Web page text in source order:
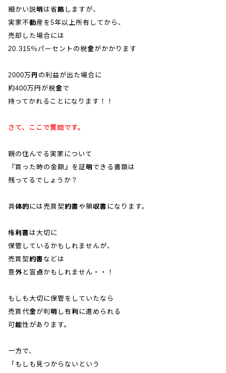
細かい説明は省略しますが、
実家不動産を5年以上所有してから、
売却した場合には
20.315％パーセントの税金がかかります
2000万円の利益が出た場合に
約400万円が税金で
持ってかれることになります！！
さて、ここで質問です。
親の住んでる実家について
『買った時の金額』を証明できる書類は
残ってるでしょうか？
具体的には売買契約書や領収書になります。
権利書は大切に
保管しているかもしれませんが、
売買契約書などは
意外と盲点かもしれません・・！
もしも大切に保管をしていたなら
売買代金が判明し有利に進められる
可能性があります。
一方で、
「もしも見つからないという